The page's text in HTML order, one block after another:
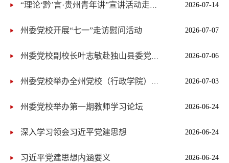
“理论‘黔’言·贵州青年讲”宣讲活动走进黔南 2026-07-14
州委党校开展“七一”走访慰问活动 2026-07-07
州委党校副校长叶志敏赴独山县委党校调研指导工作 2026-07-06
州委党校举办全州党校（行政学院）系统科研咨政交流座谈会 2026-07-03
州委党校举办第一期教师学习论坛 2026-06-24
深入学习领会习近平党建思想 2026-06-24
习近平党建思想内涵要义 2026-06-24